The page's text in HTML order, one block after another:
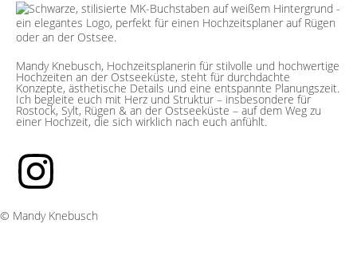
Mandy Knebusch, Hochzeitsplanerin für stilvolle und hochwertige
Hochzeiten an der Ostseeküste, steht für durchdachte
Konzepte, ästhetische Details und eine entspannte Planungszeit.
Ich begleite euch mit Herz und Struktur – insbesondere für
Rostock, Sylt, Rügen & an der Ostseeküste – auf dem Weg zu
einer Hochzeit, die sich wirklich nach euch anfühlt.
© Mandy Knebusch